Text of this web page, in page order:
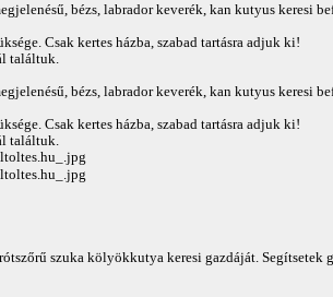
bézs, labrador keverék, kan kutyus keresi
Csak kertes házba, szabad tartásra adjuk ki!
találtuk.
bézs, labrador keverék, kan kutyus keresi
Csak kertes házba, szabad tartásra adjuk ki!
találtuk.
szuka kölyökkutya keresi gazdáját. Segítsetek